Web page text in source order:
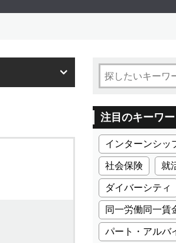
注目のキーワ
インターンシッ
社会保険 就
ダイバーシティ
同一労働同一賃
パート・アルバ